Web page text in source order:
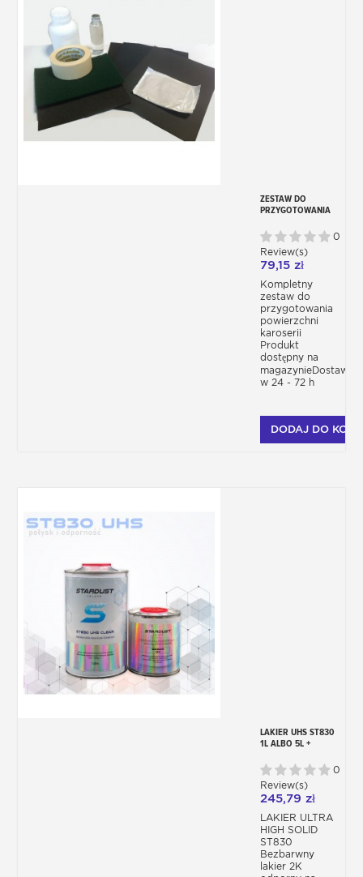
ZESTAW DO
PRZYGOTOWANIA
MALOWANIEM
0
Review(s)
79,15 zł
Kompletny
zestaw do
przygotowania
powierzchni
karoserii
Produkt
dostępny na
magazynieDostawa
w 24 - 72 h
DODAJ DO
LAKIER UHS ST830
1L ALBO 5L +
ROZPUSZCZALNIK 0
Review(s)
245,79 zł
LAKIER ULTRA
HIGH SOLID
ST830
Bezbarwny
lakier 2K